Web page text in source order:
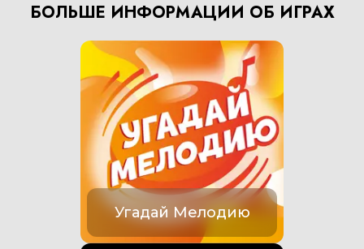
БОЛЬШЕ ИНФОРМАЦИИ ОБ ИГРАХ
Угадай Мелодию